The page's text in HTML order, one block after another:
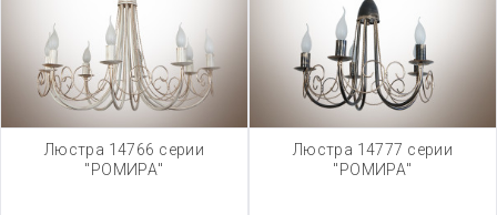
Люстра 14766 серии
"РОМИРА"
Люстра 14777 серии
"РОМИРА"